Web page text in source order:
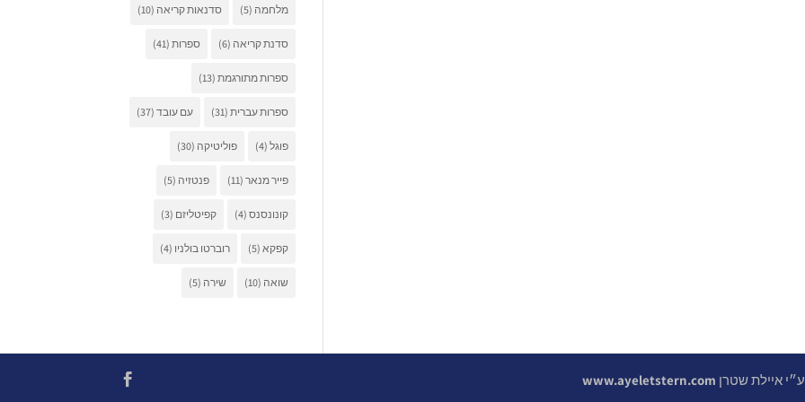
מלחמה (5) סדנאות קריאה (10)
סדנת קריאה (6) ספרות (41)
ספרות מתורגמת (13)
ספרות עברית (31) עם עובד (37)
פוגל (4) פוליטיקה (30)
פייר מנאר (11) פנטזיה (5)
קונונסנס (4) קפיטליזם (3)
קפקא (5) רוברטו בולניו (4)
שואה (10) שירה (5)
איילת שטרן www.ayeletstern.com